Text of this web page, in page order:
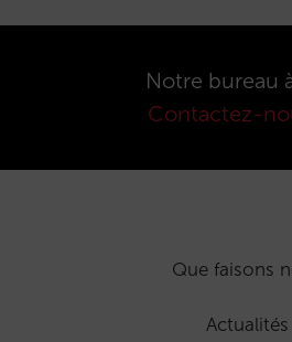
Notre bureau
Contactez-
Que faisons
Actualités